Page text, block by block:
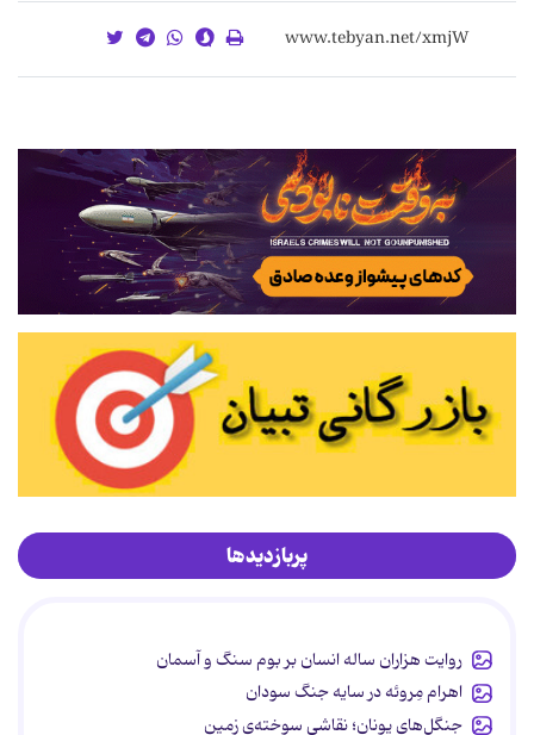
پربازدیدها
روایت هزاران ساله انسان بر بوم سنگ و آسمان
اهرام مِروئه در سایه جنگ سودان
جنگل‌های یونان؛ نقاشیِ سوخته‌ی زمین